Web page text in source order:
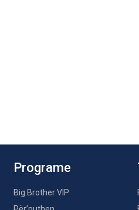
Programe
Big Brother VIP